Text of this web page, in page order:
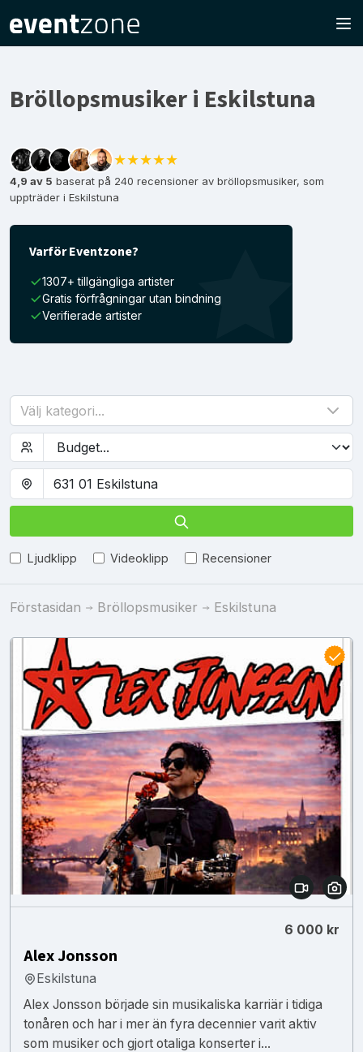
Bröllopsmusiker i Eskilstuna
★★★★★
4,9 av 5 baserat på 240 recensioner av bröllopsmusiker, som
uppträder i Eskilstuna
Varför Eventzone?
1307+ tillgängliga artister
Gratis förfrågningar utan bindning
Verifierade artister
Välj kategori...
Ljudklipp Videoklipp Recensioner
Förstasidan Bröllopsmusiker Eskilstuna
6 000 kr
Alex Jonsson
Eskilstuna
Alex Jonsson började sin musikaliska karriär i tidiga
tonåren och har i mer än fyra decennier varit aktiv
som musiker och gjort otaliga konserter i...